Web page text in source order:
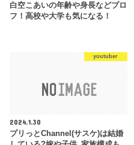
白空こあいの年齢や身長などプロ
フ！高校や大学も気になる！
youtuber
2024.1.30
プリっとChannel(サスケ)は結婚